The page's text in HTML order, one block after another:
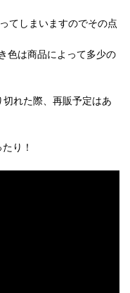
てしまいますのでその点
色は商品によって多少の
れた際、再販予定はあ
り！